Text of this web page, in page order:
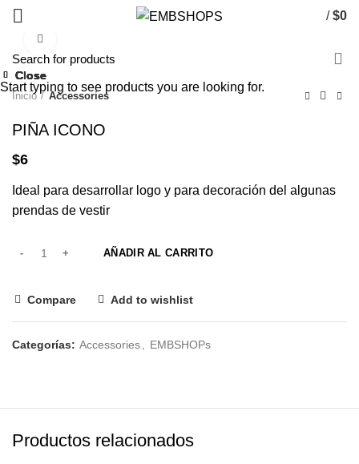
/ $0
Inicio Accessories
PIÑA ICONO
$6
Ideal para desarrollar logo y para decoración del algunas
prendas de vestir
AÑADIR AL CARRITO
Compare Add to wishlist
Categorías: Accessories EMBSHOPs
Productos relacionados
Close
Close
Close
Close
Close
Close
Close
Close
Start typing to see products you are looking for.